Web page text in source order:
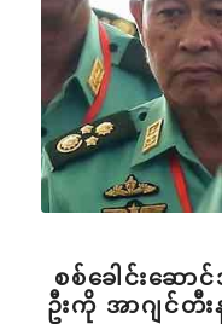
စစ်ခေါင်းဆေ
ဦးကို အာဂျင်တီး